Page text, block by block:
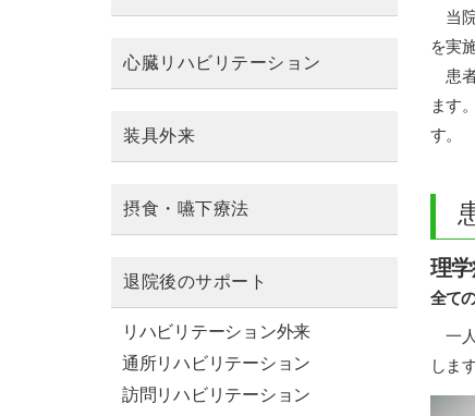
心臓リハビリテーション
装具外来
摂食・嚥下療法
退院後のサポート
リハビリテーション外来
通所リハビリテーション
訪問リハビリテーション
当院
を実
患者
ます
す。
理学
全て
一人
しま